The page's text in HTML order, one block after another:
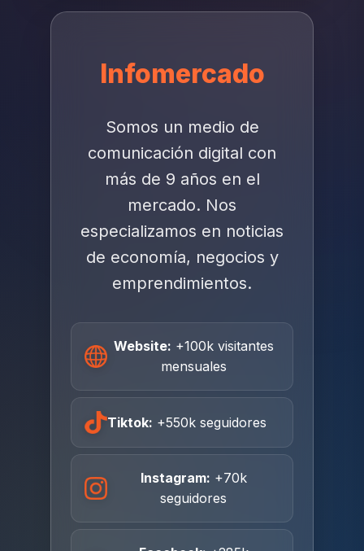
Infomercado
Somos un medio de
comunicación digital con
más de 9 años en el
mercado. Nos
especializamos en noticias
de economía, negocios y
emprendimientos.
Website: +100k visitantes
mensuales
Tiktok: +550k seguidores
Instagram: +70k
seguidores